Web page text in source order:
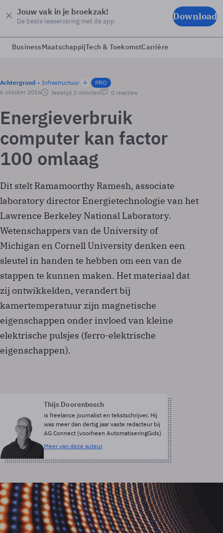
Jouw vak in je broekzak!
De beste leeservaring met de app Download
BusinessMaatschappijTech & ToekomstCarrière
Achtergrond Infrastructuur
PRO
6 oktober 2016
leestijd 2 minuten 0 reacties
Energieverbruik
computer kan factor
100 omlaag
Dit stelt Ramamoorthy Ramesh, associate
laboratory director Energietechnologie van het
Lawrence Berkeley National Laboratory.
Wetenschappers van de University of
Michigan en Cornell University denken een
sleutel in handen te hebben om een van de
stappen te kunnen maken. Het materiaal dat
zij ontwikkelden, verandert bij
kamertemperatuur zijn magnetische
eigenschappen onder invloed van kleine
elektrische pulsjes (ferro-elektrische
eigenschappen).
Thijs Doorenbosch
is freelance journalist en tekstschrijver. Hij
was meer dan dertig jaar vaste redacteur bij
AG Connect (voorheen AutomatiseringGids)
Meer van deze auteur